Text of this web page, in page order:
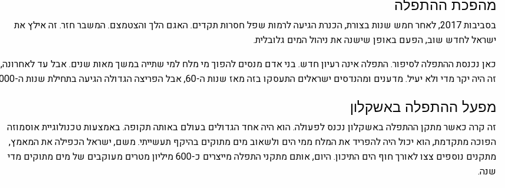
בסביבות 2017, לאחר חמש שנות בצורת, הכנרת הגיעה לרמות שפל חסרות תקדים. האגם הלך והצטמצם. המשבר חזר. זה אילץ את
ישראל לחדש שוב, הפעם באופן שישנה את ניהול המים גלובלית.
כאן נכנסת ההתפלה לסיפור. התפלה אינה רעיון חדש. בני אדם מנסים להפוך מי מלח למי שתייה במשך מאות שנים. אבל עד לאחרונה,
זה היה יקר מדי ולא יעיל. מדענים ומהנדסים ישראלים התעסקו בזה מאז שנות ה-60, אבל הפריצה הגדולה הגיעה בתחילת שנות ה-2000.
מפעל ההתפלה באשקלון
זה קרה כאשר מתקן ההתפלה באשקלון נכנס לפעולה. הוא היה אחד הגדולים בעולם באותה תקופה. באמצעות טכנולוגיית אוסמוזה
הפוכה מתקדמת, הוא יכול היה להפריד את המלח ממי הים ולשאוב מים מתוקים בהיקף תעשייתי. משם, ישראל הכפילה את המאמץ,
מתקנים נוספים צצו לאורך חוף הים התיכון. היום, אותם מתקני התפלה מייצרים כ-600 מיליון מטרים מעוקבים של מים מתוקים מדי
שנה.